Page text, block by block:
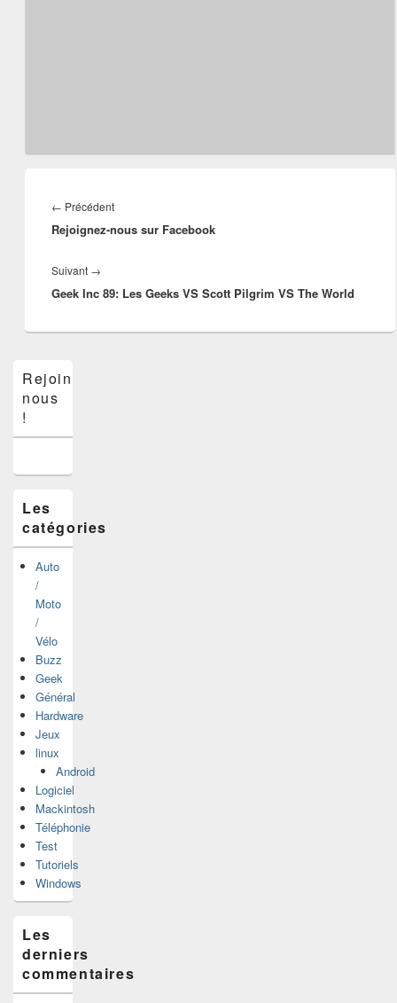
de
l’article
← PrécédentArticle
précédent :
Rejoignez-nous sur Facebook
Suivant →Article
suivant :
Geek Inc 89: Les Geeks VS Scott Pilgrim VS The World
principale
de
widget
latérale
Rejoins-
nous
!
Les
catégories
Auto
/
Moto
/
Vélo
Buzz
Geek
Général
Hardware
Jeux
linux
Android
Logiciel
Mackintosh
Téléphonie
Test
Tutoriels
Windows
Les
derniers
commentaires